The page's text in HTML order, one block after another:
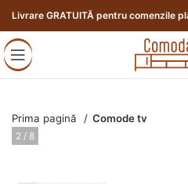
Livrare GRATUITĂ pentru comenzile
Prima pagină Comode tv
2 / 8